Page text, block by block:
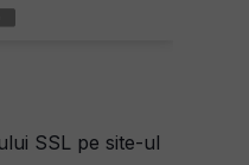
SSL pe site-ul